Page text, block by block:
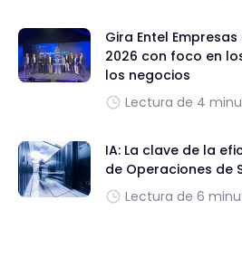
Gira Entel
2026 con foco en
los negocios
Lectura de 4
IA: La clave de la
de Operaciones de
Lectura de 6